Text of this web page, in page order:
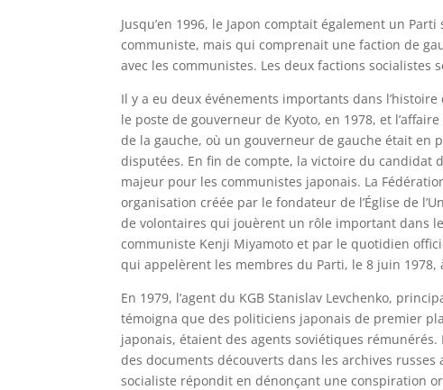
Jusqu’en 1996, le Japon comptait également un
communiste, mais qui comprenait une faction de
avec les communistes. Les deux factions
Il y a eu deux événements importants dans
le poste de gouverneur de Kyoto, en 1978, et
de la gauche, où un gouverneur de gauche était en
disputées. En fin de compte, la victoire du
majeur pour les communistes japonais. La
organisation créée par le fondateur de l’Église de
de volontaires qui jouèrent un rôle important dans
communiste Kenji Miyamoto et par le quotidien
qui appelèrent les membres du Parti, le 8 juin 1978,
En 1979, l’agent du KGB Stanislav Levchenko,
témoigna que des politiciens japonais de premier
japonais, étaient des agents soviétiques
des documents découverts dans les archives
socialiste répondit en dénonçant une conspiration